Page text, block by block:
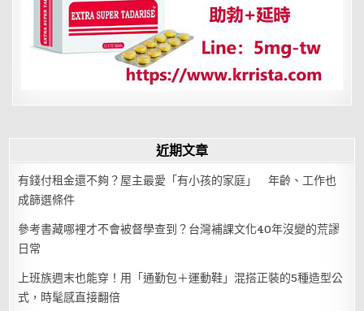
近期文章
有錢付租金還不夠？屋主最愛「有小孩的家庭」 年齡、工作也
成篩選條件
參考書藏哪裡才不會被督學查到？台灣補課文化40年沒變的荒謬
日常
上班族週末也能穿！用「通勤包＋運動鞋」混搭正裝的5種造型公
式，時髦感直接翻倍